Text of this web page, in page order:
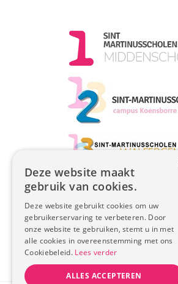
Deze website maakt
gebruik van cookies.
Deze website gebruikt cookies om uw
gebruikerservaring te verbeteren. Door
onze website te gebruiken, stemt u in met
alle cookies in overeenstemming met ons
Cookiebeleid. Lees verder
ALLES ACCEPTEREN